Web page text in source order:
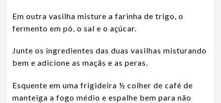
Em outra vasilha misture a farinha de trigo, o
fermento em pó, o sal e o açúcar.
Junte os ingredientes das duas vasilhas misturando
bem e adicione as maçãs e as peras.
Esquente em uma frigideira ½ colher de café de
manteiga a fogo médio e espalhe bem para não